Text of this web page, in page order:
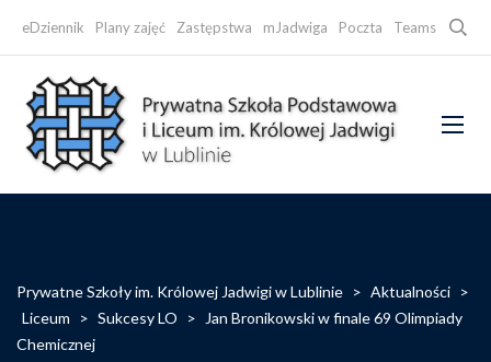
eDziennik Plany zajęć Zastępstwa mJadwiga Poczta Teams
Prywatne Szkoły im. Królowej Jadwigi w Lublinie > Aktualności >
Liceum
> Sukcesy LO >
Jan Bronikowski w finale 69 Olimpiady
Chemicznej